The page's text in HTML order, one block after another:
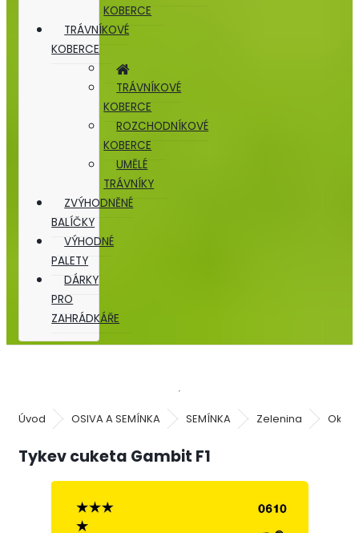
KOBERCE
TRÁVNÍKOVÉ
KOBERCE
TRÁVNÍKOVÉ
KOBERCE
ROZCHODNÍKOVÉ
KOBERCE
UMĚLÉ
TRÁVNÍKY
ZVÝHODNĚNÉ
BALÍČKY
VÝHODNÉ
PALETY
DÁRKY
PRO
ZAHRÁDKÁŘE
Úvod OSIVA A SEMÍNKA SEMÍNKA Zelenina
Tykev cuketa Gambit F1